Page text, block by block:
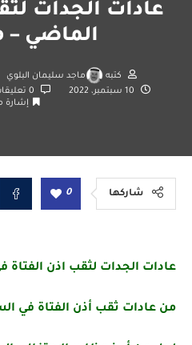
عادات الجدات
الماضي –
كتبه ماجد سليمان البلوي
10 سبتمبر، 2022
إشارة
شاركها 0
عادات الجدات لثقب اذن الفتاة
من عادات ثقب أذن الفتاة في